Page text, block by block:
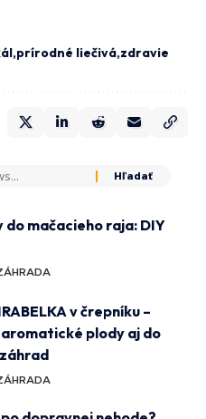
prírodné liečivá zdravie
do mačacieho raja: DIY
v črepníku –
plody aj do